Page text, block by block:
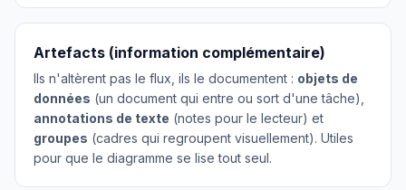
Artefacts (information complémentaire)
Ils n'altèrent pas le flux, ils le documentent : objets de
données (un document qui entre ou sort d'une tâche),
annotations de texte (notes pour le lecteur) et
groupes (cadres qui regroupent visuellement). Utiles
pour que le diagramme se lise tout seul.